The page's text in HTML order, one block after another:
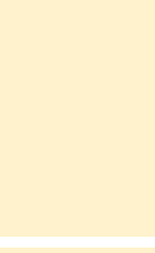
erhält